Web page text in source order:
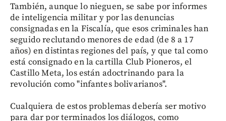
También, aunque lo nieguen, se sabe por informes
de inteligencia militar y por las denuncias
consignadas en la Fiscalía, que esos criminales han
seguido reclutando menores de edad (de 8 a 17
años) en distintas regiones del país, y que tal como
está consignado en la cartilla Club Pioneros, el
Castillo Meta, los están adoctrinando para la
revolución como "infantes bolivarianos".
Cualquiera de estos problemas debería ser motivo
para dar por terminados los diálogos, como